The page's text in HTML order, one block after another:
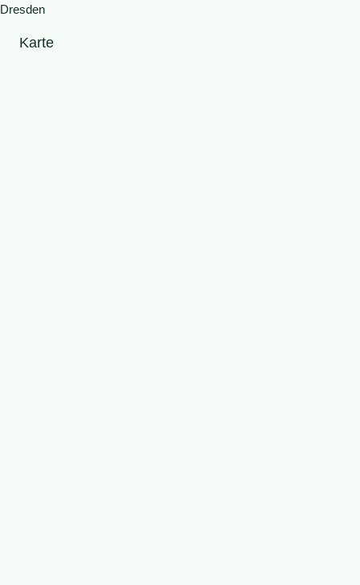
Dresden
Karte